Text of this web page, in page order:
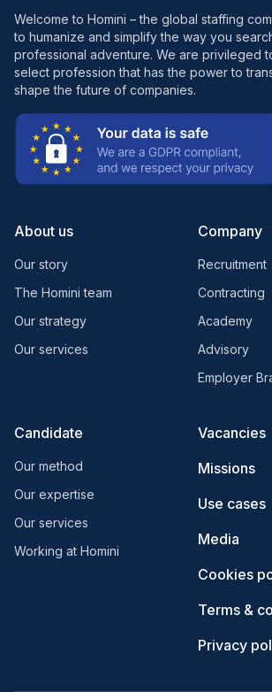
Welcome to Homini – the global staffing
to humanize and simplify the way you
professional adventure. We are privileged
select profession that has the power to
shape the future of companies.
About us
Our story
The Homini team
Our strategy
Our services
Company
Recruitment
Contracting
Academy
Advisory
Employer
Candidate
Our method
Our expertise
Our services
Working at Homini
Vacancies
Missions
Use cases
Media
Cookies
Terms &
Privacy